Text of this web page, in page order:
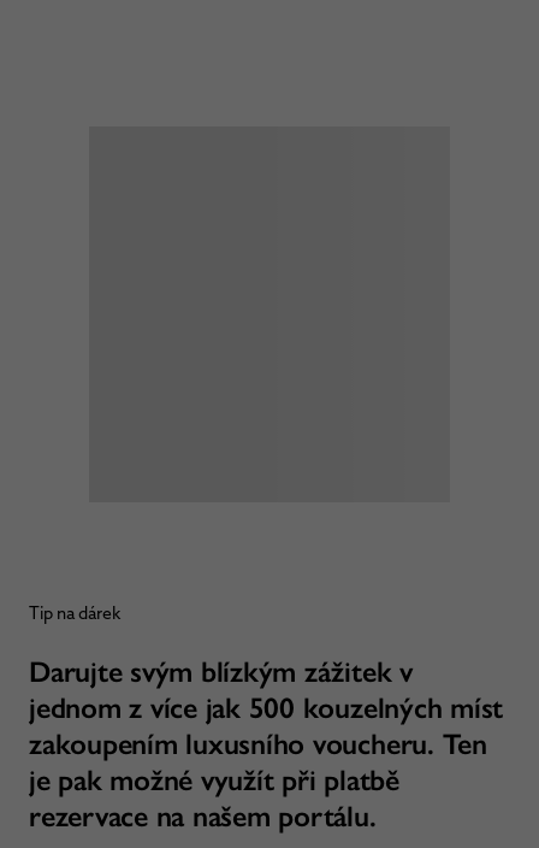
Tip na dárek
Darujte svým blízkým zážitek v
jednom z více jak 500 kouzelných míst
zakoupením luxusního voucheru. Ten
je pak možné využít při platbě
rezervace na našem portálu.